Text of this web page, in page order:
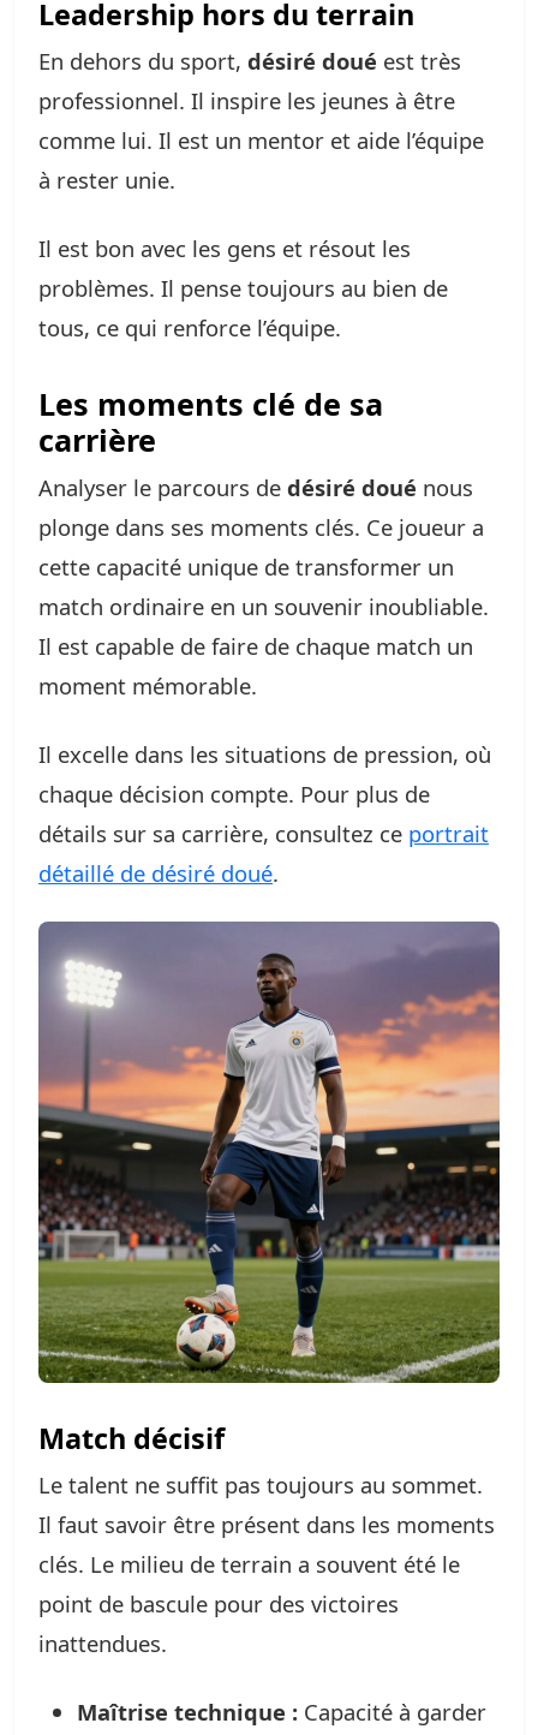
Leadership hors du terrain
En dehors du sport, désiré doué est très
professionnel. Il inspire les jeunes à être
comme lui. Il est un mentor et aide l’équipe
à rester unie.
Il est bon avec les gens et résout les
problèmes. Il pense toujours au bien de
tous, ce qui renforce l’équipe.
Les moments clé de sa
carrière
Analyser le parcours de désiré doué nous
plonge dans ses moments clés. Ce joueur a
cette capacité unique de transformer un
match ordinaire en un souvenir inoubliable.
Il est capable de faire de chaque match un
moment mémorable.
Il excelle dans les situations de pression, où
chaque décision compte. Pour plus de
détails sur sa carrière, consultez ce portrait
détaillé de désiré doué.
Match décisif
Le talent ne suffit pas toujours au sommet.
Il faut savoir être présent dans les moments
clés. Le milieu de terrain a souvent été le
point de bascule pour des victoires
inattendues.
Maîtrise technique : Capacité à garder